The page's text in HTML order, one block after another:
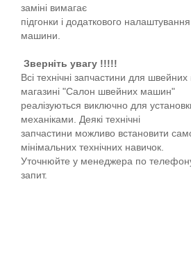
заміні вимагає
підгонки і додаткового
машини.
Зверніть увагу !!!!!
Всі технічні запчастини для
магазині "Салон швейних машин"
реалізуються виключно для
механіками. Деякі технічні
запчастини можливо встановити
мінімальних технічних навичок.
Уточнюйте у менеджера по
запит.